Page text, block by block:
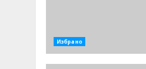
Избрано